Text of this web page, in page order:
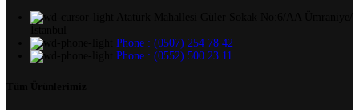
Phone : (0507) 254 78 42
Phone : (0552) 500 23 11